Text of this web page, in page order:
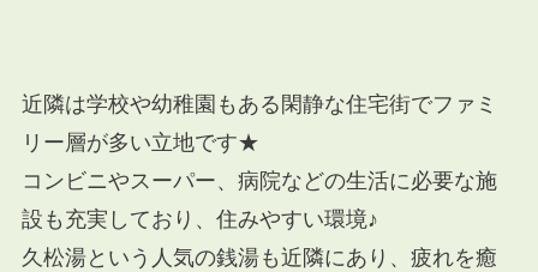
近隣は学校や幼稚園もある閑静な住宅街でファミ
リー層が多い立地です★
コンビニやスーパー、病院などの生活に必要な施
設も充実しており、住みやすい環境♪
久松湯という人気の銭湯も近隣にあり、疲れを癒